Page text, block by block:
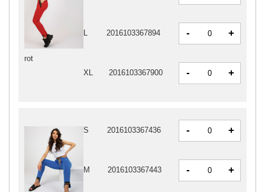
rot
L 2016103367894 - +
XL 2016103367900 - +
S 2016103367436 - +
M 2016103367443 - +